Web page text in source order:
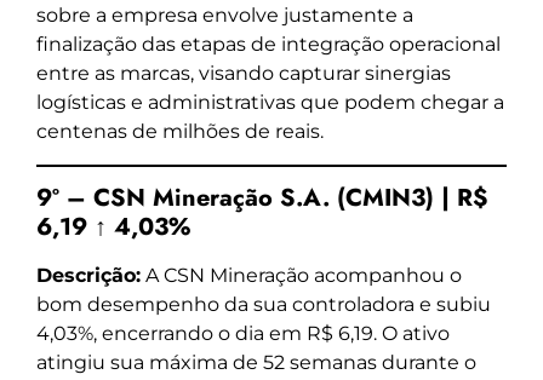
sobre a empresa envolve justamente a
finalização das etapas de integração operacional
entre as marcas, visando capturar sinergias
logísticas e administrativas que podem chegar a
centenas de milhões de reais.
9º – CSN Mineração S.A. (CMIN3) | R$
6,19 ↑ 4,03%
Descrição: A CSN Mineração acompanhou o
bom desempenho da sua controladora e subiu
4,03%, encerrando o dia em R$ 6,19. O ativo
atingiu sua máxima de 52 semanas durante o